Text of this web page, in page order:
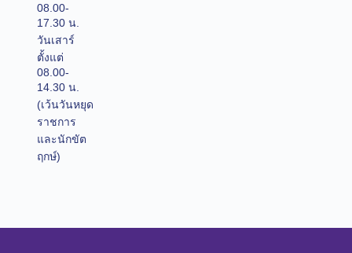
08.00-
17.30 น.
วันเสาร์
ตั้งแต่
08.00-
14.30 น.
(เว้นวันหยุด
ราชการ
และนักขัต
ฤกษ์)